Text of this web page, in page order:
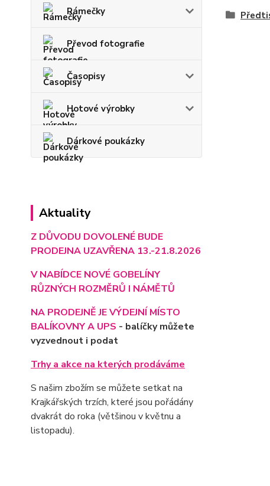
Rámečky
Převod fotografie
Časopisy
Hotové výrobky
Dárkové poukázky
Aktuality
Z DŮVODU DOVOLENÉ BUDE
PRODEJNA UZAVŘENA 13.-21.8.2026
V NABÍDCE NOVÉ GOBELÍNY
RŮZNÝCH ROZMĚRŮ I NÁMĚTŮ
NA PRODEJNĚ JE VÝDEJNÍ MÍSTO
BALÍKOVNY A UPS - balíčky můžete
vyzvednout i podat
Trhy a akce na kterých prodáváme
S našim zbožím se můžete setkat na
Krajkářských trzích, které jsou pořádány
dvakrát do roka (většinou v květnu a
listopadu).